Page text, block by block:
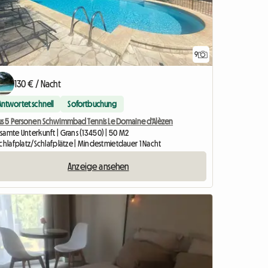
9
130 € / Nacht
schnell Sofortbuchung
5 Personen Schwimmbad Tennis Le Domaine d'Alèzen
Unterkunft | Grans (13450) | 50 M2
Schlafplätze | Mindestmietdauer 1 Nacht
Anzeige ansehen